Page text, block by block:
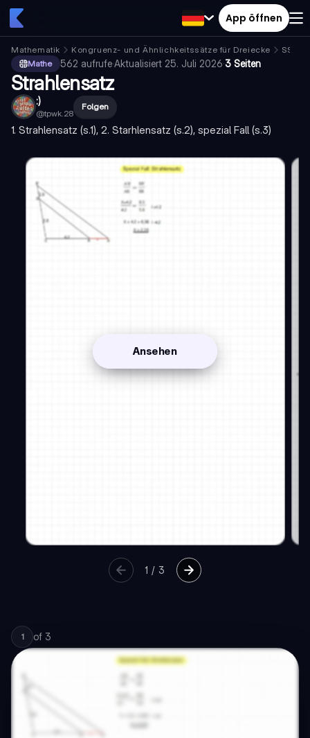
App öffnen
Mathematik Kongruenz- und Ähnlichkeitssätze für Dreiecke
SSS
Mathe
562 aufrufe·Aktualisiert 25. Juli 2026·3 Seiten
Strahlensatz
:)
@tpwk.28
Folgen
1. Strahlensatz (s.1), 2. Starhlensatz (s.2), spezial Fall (s.3)
Ansehen
1 / 3
1 of 3